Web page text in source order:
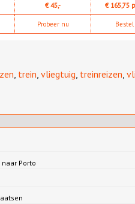
€ 45,- € 165,75
Probeer nu
trein vliegtuig treinreizen
Porto